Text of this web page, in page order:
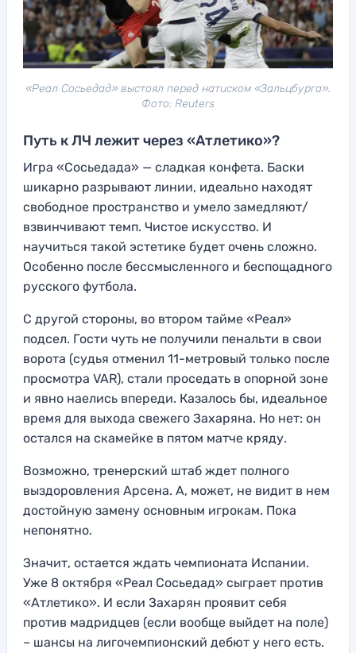
«Реал Сосьедад» выстоял перед натиском «Зальцбурга».
Фото: Reuters
Путь к ЛЧ лежит через «Атлетико»?
Игра «Сосьедада» — сладкая конфета. Баски
шикарно разрывают линии, идеально находят
свободное пространство и умело замедляют/
взвинчивают темп. Чистое искусство. И
научиться такой эстетике будет очень сложно.
Особенно после бессмысленного и беспощадного
русского футбола.
С другой стороны, во втором тайме «Реал»
подсел. Гости чуть не получили пенальти в свои
ворота (судья отменил 11-метровый только после
просмотра VAR), стали проседать в опорной зоне
и явно наелись впереди. Казалось бы, идеальное
время для выхода свежего Захаряна. Но нет: он
остался на скамейке в пятом матче кряду.
Возможно, тренерский штаб ждет полного
выздоровления Арсена. А, может, не видит в нем
достойную замену основным игрокам. Пока
непонятно.
Значит, остается ждать чемпионата Испании.
Уже 8 октября «Реал Сосьедад» сыграет против
«Атлетико». И если Захарян проявит себя
против мадридцев (если вообще выйдет на поле)
– шансы на лигочемпионский дебют у него есть.